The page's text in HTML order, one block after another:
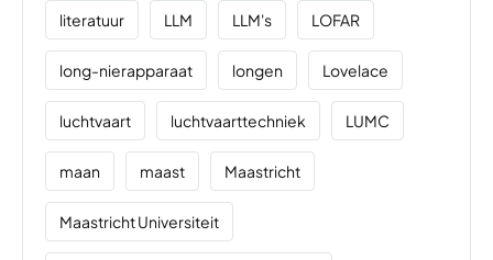
literatuur LLM LLM's LOFAR
long-nierapparaat longen Lovelace
luchtvaart luchtvaarttechniek LUMC
maan maast Maastricht
Maastricht Universiteit